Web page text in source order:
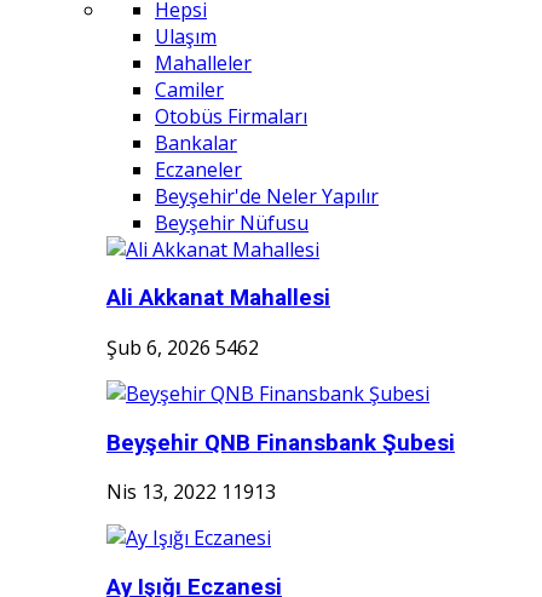
Hepsi
Ulaşım
Mahalleler
Camiler
Otobüs Firmaları
Bankalar
Eczaneler
Beyşehir'de Neler Yapılır
Beyşehir Nüfusu
Ali Akkanat Mahallesi
Şub 6, 2026 5462
Beyşehir QNB Finansbank Şubesi
Nis 13, 2022 11913
Ay Işığı Eczanesi